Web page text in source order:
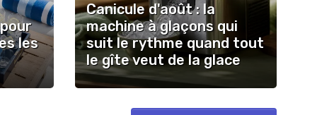
les
Canicule d'août : la
machine à glaçons qui
suit le rythme quand tout
le gîte veut de la glace